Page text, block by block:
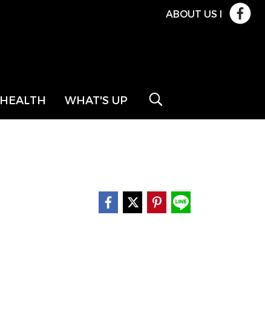
ABOUT US l
HEALTH WHAT'S UP